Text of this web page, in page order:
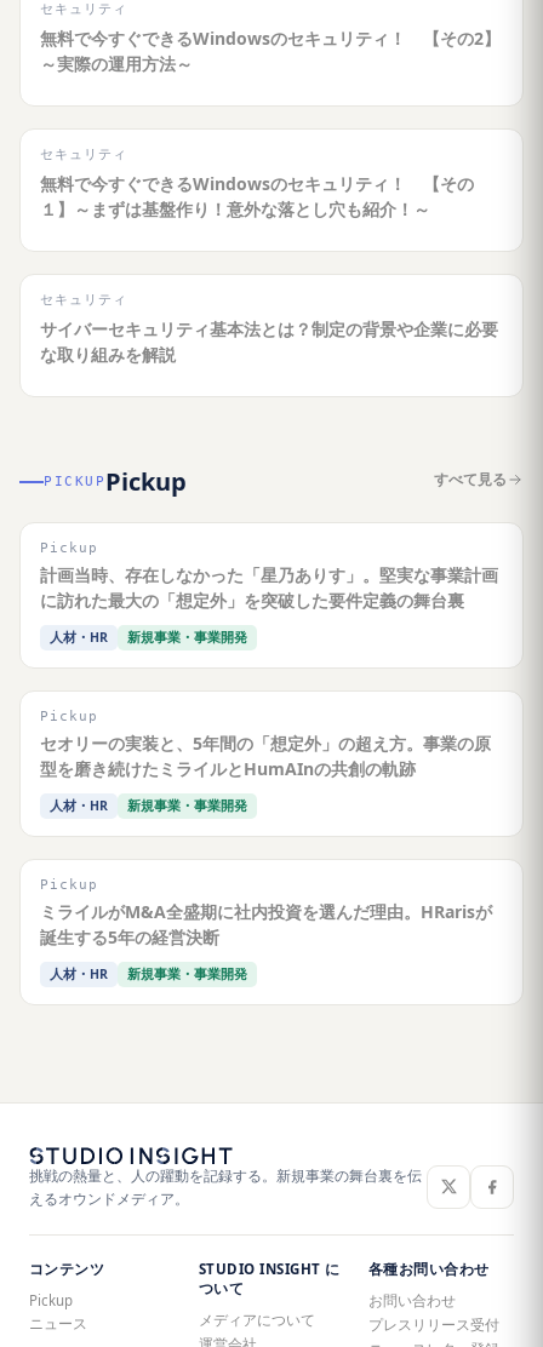
セキュリティ
無料で今すぐできるWindowsのセキュリティ！ 【その2】
～実際の運用方法～
セキュリティ
無料で今すぐできるWindowsのセキュリティ！ 【その
１】～まずは基盤作り！意外な落とし穴も紹介！～
セキュリティ
サイバーセキュリティ基本法とは？制定の背景や企業に必要
な取り組みを解説
PICKUP Pickup すべて見る
Pickup
計画当時、存在しなかった「星乃ありす」。堅実な事業計画
に訪れた最大の「想定外」を突破した要件定義の舞台裏
人材・HR 新規事業・事業開発
Pickup
セオリーの実装と、5年間の「想定外」の超え方。事業の原
型を磨き続けたミライルとHumAInの共創の軌跡
人材・HR 新規事業・事業開発
Pickup
ミライルがM&A全盛期に社内投資を選んだ理由。HRarisが
誕生する5年の経営決断
人材・HR 新規事業・事業開発
挑戦の熱量と、人の躍動を記録する。新規事業の舞台裏を伝
えるオウンドメディア。
コンテンツ
Pickup
ニュース
STUDIO INSIGHT に
ついて
メディアについて
各種お問い合わせ
お問い合わせ
プレスリリース受付